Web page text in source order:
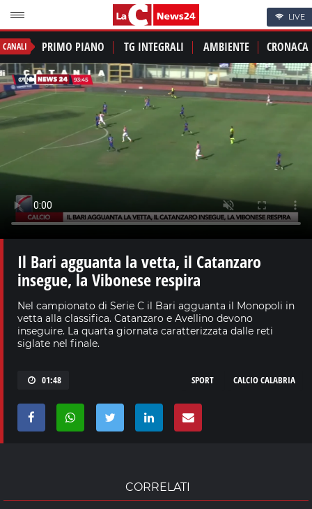
LIVE
CANALI PRIMO PIANO TG INTEGRALI AMBIENTE CRONACA
Il Bari agguanta la vetta, il Catanzaro
insegue, la Vibonese respira
Nel campionato di Serie C il Bari agguanta il Monopoli in
vetta alla classifica. Catanzaro e Avellino devono
inseguire. La quarta giornata caratterizzata dalle reti
siglate nel finale.
01:48 CALCIO CALABRIA
SPORT
CORRELATI